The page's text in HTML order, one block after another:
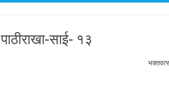
पाठीराखा-साई- १३